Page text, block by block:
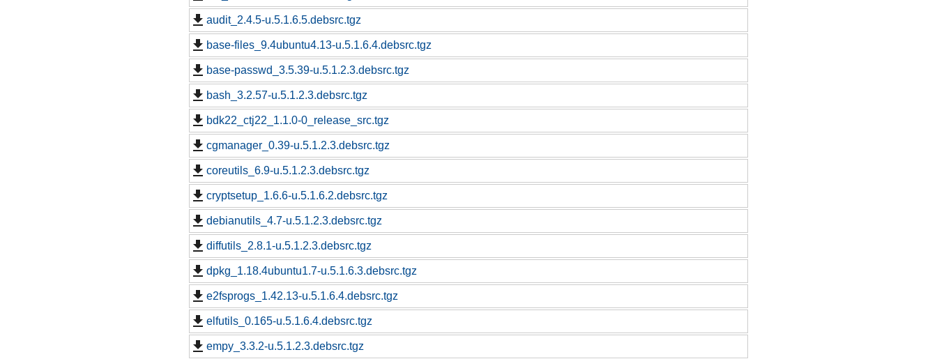
audit_2.4.5-u.5.1.6.5.debsrc.tgz
base-files_9.4ubuntu4.13-u.5.1.6.4.debsrc.tgz
base-passwd_3.5.39-u.5.1.2.3.debsrc.tgz
bash_3.2.57-u.5.1.2.3.debsrc.tgz
bdk22_ctj22_1.1.0-0_release_src.tgz
cgmanager_0.39-u.5.1.2.3.debsrc.tgz
coreutils_6.9-u.5.1.2.3.debsrc.tgz
cryptsetup_1.6.6-u.5.1.6.2.debsrc.tgz
debianutils_4.7-u.5.1.2.3.debsrc.tgz
diffutils_2.8.1-u.5.1.2.3.debsrc.tgz
dpkg_1.18.4ubuntu1.7-u.5.1.6.3.debsrc.tgz
e2fsprogs_1.42.13-u.5.1.6.4.debsrc.tgz
elfutils_0.165-u.5.1.6.4.debsrc.tgz
empy_3.3.2-u.5.1.2.3.debsrc.tgz